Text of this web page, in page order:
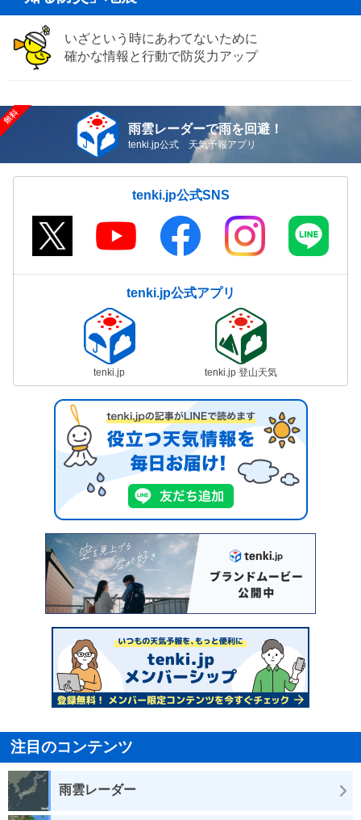
いざという時にあわてないために
確かな情報と行動で防災力アップ
雨雲レーダーで雨を回避！
tenki.jp公式 天気予報アプリ
tenki.jp公式SNS
tenki.jp公式アプリ
tenki.jp tenki.jp 登山天気
注目のコンテンツ
雨雲レーダー